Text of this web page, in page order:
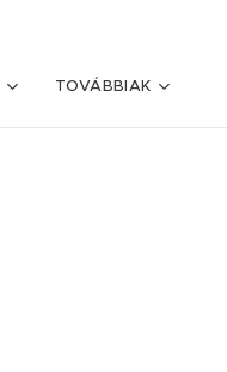
TOVÁBBIAK